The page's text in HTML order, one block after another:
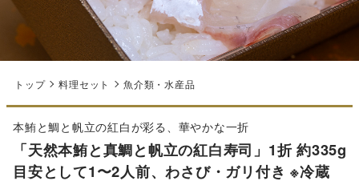
トップ 料理セット 魚介類・水産品
本鮪と鯛と帆立の紅白が彩る、華やかな一折
「天然本鮪と真鯛と帆立の紅白寿司」1折 約335g
目安として1〜2人前、わさび・ガリ付き ※冷蔵